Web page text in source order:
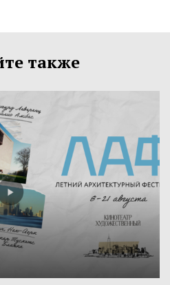
также